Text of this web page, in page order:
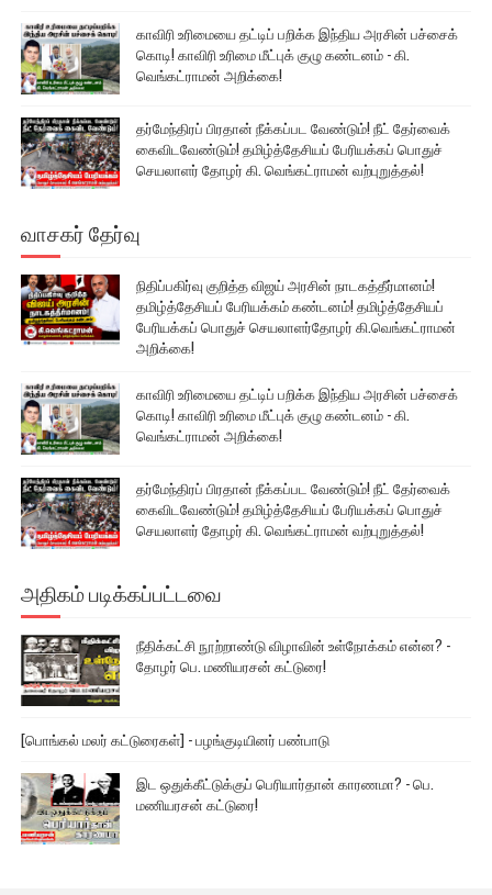
காவிரி உரிமையை தட்டிப் பறிக்க இந்திய அரசின் பச்சைக்
கொடி! காவிரி உரிமை மீட்புக் குழு கண்டனம் - கி.
வெங்கட்ராமன் அறிக்கை!
தர்மேந்திரப் பிரதான் நீக்கப்பட வேண்டும்! நீட் தேர்வைக்
கைவிடவேண்டும்! தமிழ்த்தேசியப் பேரியக்கப் பொதுச்
செயலாளர் தோழர் கி. வெங்கட்ராமன் வற்புறுத்தல்!
வாசகர் தேர்வு
நிதிப்பகிர்வு குறித்த விஜய் அரசின் நாடகத்தீர்மானம்!
தமிழ்த்தேசியப் பேரியக்கம் கண்டனம்! தமிழ்த்தேசியப்
பேரியக்கப் பொதுச் செயலாளர்தோழர் கி.வெங்கட்ராமன்
அறிக்கை!
காவிரி உரிமையை தட்டிப் பறிக்க இந்திய அரசின் பச்சைக்
கொடி! காவிரி உரிமை மீட்புக் குழு கண்டனம் - கி.
வெங்கட்ராமன் அறிக்கை!
தர்மேந்திரப் பிரதான் நீக்கப்பட வேண்டும்! நீட் தேர்வைக்
கைவிடவேண்டும்! தமிழ்த்தேசியப் பேரியக்கப் பொதுச்
செயலாளர் தோழர் கி. வெங்கட்ராமன் வற்புறுத்தல்!
அதிகம் படிக்கப்பட்டவை
நீதிக்கட்சி நூற்றாண்டு விழாவின் உள்நோக்கம் என்ன? -
தோழர் பெ. மணியரசன் கட்டுரை!
[பொங்கல் மலர் கட்டுரைகள்] - பழங்குடியினர் பண்பாடு
இட ஒதுக்கீட்டுக்குப் பெரியார்தான் காரணமா? - பெ.
மணியரசன் கட்டுரை!